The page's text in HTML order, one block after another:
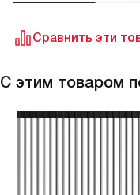
Сравнить эти
С этим товаром